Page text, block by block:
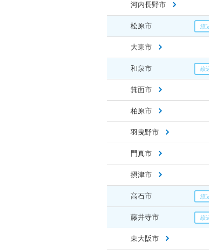
河内長野市
松原市
大東市
和泉市
箕面市
柏原市
羽曳野市
門真市
摂津市
高石市
藤井寺市
東大阪市